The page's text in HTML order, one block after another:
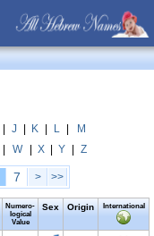
J K L
M
W X Y Z
7 > >>
Numero-
logical
Value
Sex Origin International